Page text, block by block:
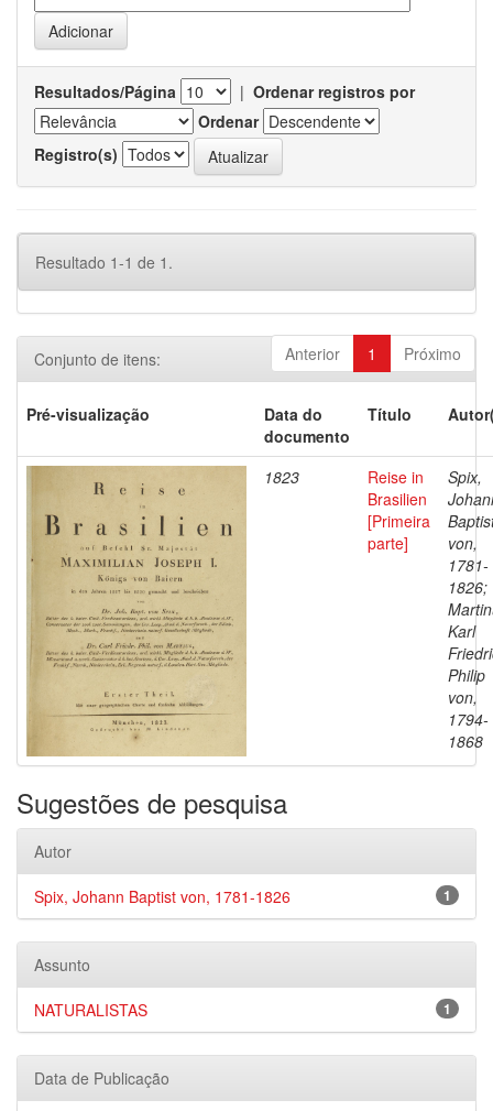
Resultados/Página | Ordenar registros por
Ordenar
Registro(s)
Resultado 1-1 de 1.
Anterior 1 Próximo
Conjunto de itens:
Pré-visualização
Data do
documento
Título
1823
Reise in
Brasilien
[Primeira
parte]
Spix,
von,
1781-
1826;
Karl
Philip
von,
1794-
1868
Sugestões de pesquisa
Autor
1
Spix, Johann Baptist von, 1781-1826
Assunto
1
NATURALISTAS
Data de Publicação